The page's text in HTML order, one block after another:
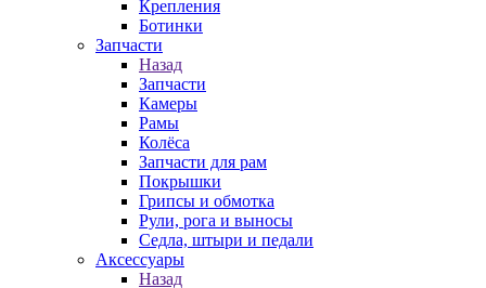
Крепления
Ботинки
Запчасти
Назад
Запчасти
Камеры
Рамы
Колёса
Запчасти для рам
Покрышки
Грипсы и обмотка
Рули, рога и выносы
Седла, штыри и педали
Аксессуары
Назад